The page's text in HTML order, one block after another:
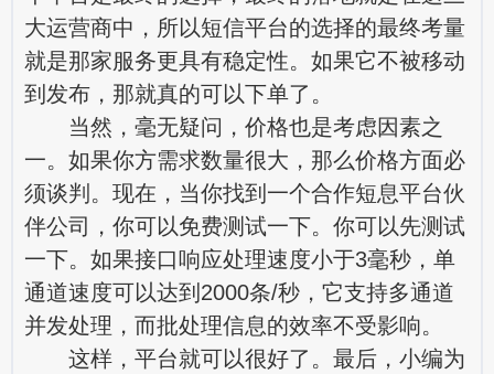
大运营商中，所以短信平台的选择的最终考量
就是那家服务更具有稳定性。如果它不被移动
到发布，那就真的可以下单了。
当然，毫无疑问，价格也是考虑因素之
一。如果你方需求数量很大，那么价格方面必
须谈判。现在，当你找到一个合作短息平台伙
伴公司，你可以免费测试一下。你可以先测试
一下。如果接口响应处理速度小于3毫秒，单
通道速度可以达到2000条/秒，它支持多通道
并发处理，而批处理信息的效率不受影响。
这样，平台就可以很好了。最后，小编为